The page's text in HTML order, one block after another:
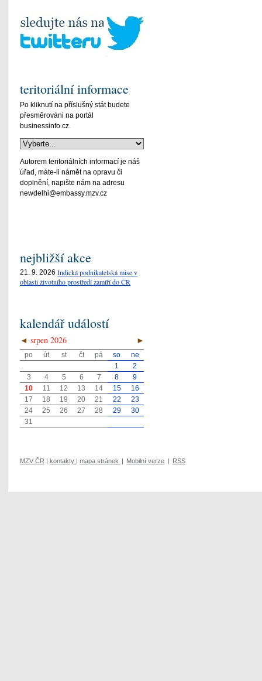
teritoriální informace
Po kliknutí na příslušný stát budete
přesměrováni na portál
businessinfo.cz.
Autorem teritoriálních informací je náš
úřad, máte-li námět na opravu či
doplnění, napište nám na adresu
newdelhi@embassy.mzv.cz
nejbližší akce
21. 9. 2026 Indická podnikatelská mise v
oblasti životního prostředí zamíří do ČR
kalendář událostí
◄ ►
srpen 2026
po út st čt pá so
ne
1
2
3
4 5 6 7 8
9
10
11 12 13 14 15
16
17
18 19 20 21 22
23
24
25 26 27 28 29
30
31
MZV ČR kontakty mapa stránek Mobilní verze RSS